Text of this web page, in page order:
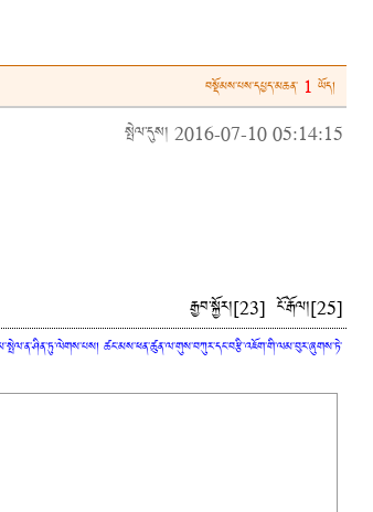
བསྡོམས་པས་དཔྱད་མཆན་ 1 ཡོད།
སྤེལ་དུས། 2016-07-10 05:14:15
རྒྱབ་སྐྱོར།[23]ངོ་རྒོལ།[25]
ཚང་མས་ཕན་ཚུན་ལ་གུས་བཀུར་དང་བརྩི་འཇོག་གི་ལམ་བུར་ཞུགས་ཏེ་